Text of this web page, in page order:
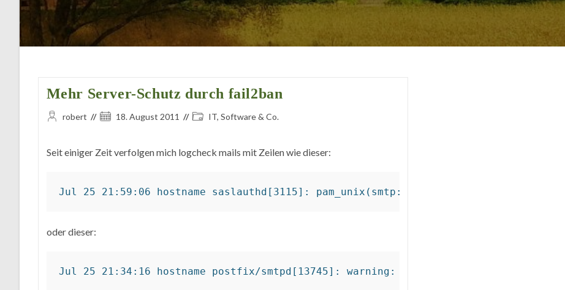
Mehr Server-Schutz durch fail2ban
Beitrags-
robert
Beitrag18. August 2011
Beitrags-IT, Software & Co.
Seit einiger Zeit verfolgen mich logcheck mails mit Zeilen wie dieser:
Jul 25 21:59:06 hostname saslauthd[3115]: pam_unix(smtp:auth): authentication
oder dieser: